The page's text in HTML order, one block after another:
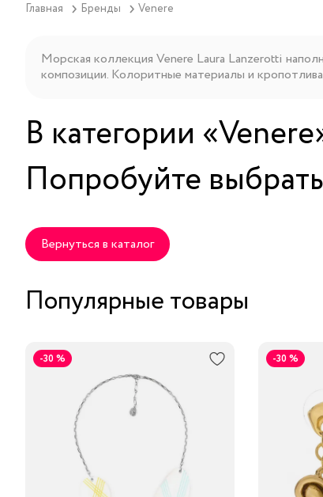
Главная Бренды Venere
Морская коллекция Venere Laura Lanzerotti
композиции. Колоритные материалы и
В категории «Venere
Попробуйте
Вернуться в каталог
Популярные товары
-30 % -30 %